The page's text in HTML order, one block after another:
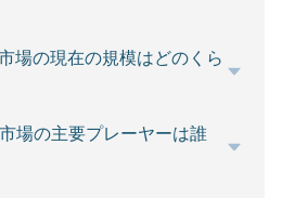
場の現在の規模はどのくら
場の主要プレーヤーは誰